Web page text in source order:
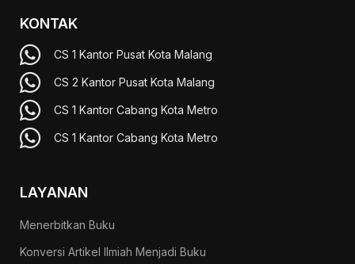
KONTAK
CS 1 Kantor Pusat Kota Malang
CS 2 Kantor Pusat Kota Malang
CS 1 Kantor Cabang Kota Metro
CS 1 Kantor Cabang Kota Metro
LAYANAN
Menerbitkan Buku
Konversi Artikel Ilmiah Menjadi Buku